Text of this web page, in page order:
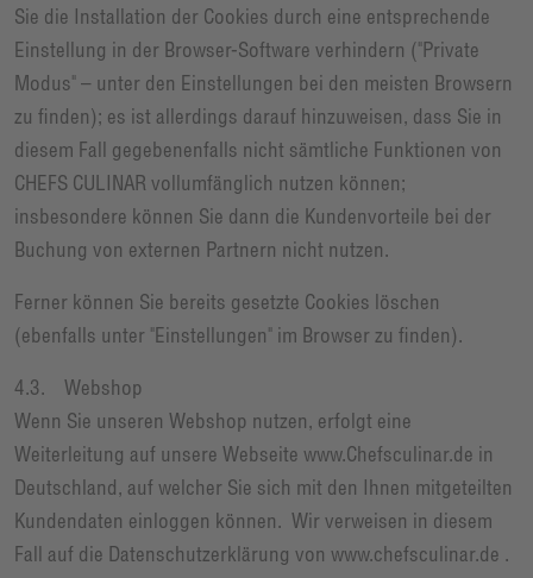
Sie die Installation der Cookies durch eine entsprechende
Einstellung in der Browser-Software verhindern ("Private
Modus" – unter den Einstellungen bei den meisten Browsern
zu finden); es ist allerdings darauf hinzuweisen, dass Sie in
diesem Fall gegebenenfalls nicht sämtliche Funktionen von
CHEFS CULINAR vollumfänglich nutzen können;
insbesondere können Sie dann die Kundenvorteile bei der
Buchung von externen Partnern nicht nutzen.
Ferner können Sie bereits gesetzte Cookies löschen
(ebenfalls unter "Einstellungen" im Browser zu finden).
4.3. Webshop
Wenn Sie unseren Webshop nutzen, erfolgt eine
Weiterleitung auf unsere Webseite www.Chefsculinar.de in
Deutschland, auf welcher Sie sich mit den Ihnen mitgeteilten
Kundendaten einloggen können. Wir verweisen in diesem
Fall auf die Datenschutzerklärung von www.chefsculinar.de .